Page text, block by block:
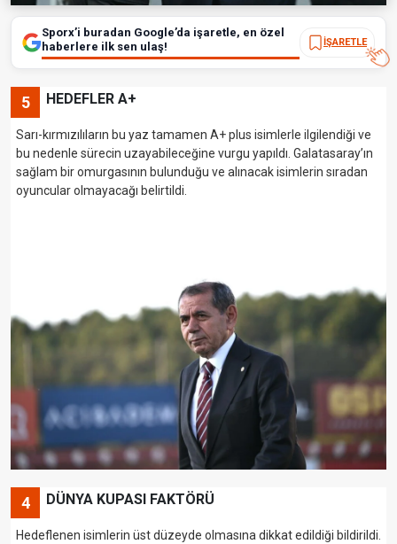
Sporx’i buradan Google’da işaretle, en özel
haberlere ilk sen ulaş!
İŞARETLE
5 HEDEFLER A+
Sarı-kırmızılıların bu yaz tamamen A+ plus isimlerle ilgilendiği ve
bu nedenle sürecin uzayabileceğine vurgu yapıldı. Galatasaray’ın
sağlam bir omurgasının bulunduğu ve alınacak isimlerin sıradan
oyuncular olmayacağı belirtildi.
4 DÜNYA KUPASI FAKTÖRÜ
Hedeflenen isimlerin üst düzeyde olmasına dikkat edildiği bildirildi.